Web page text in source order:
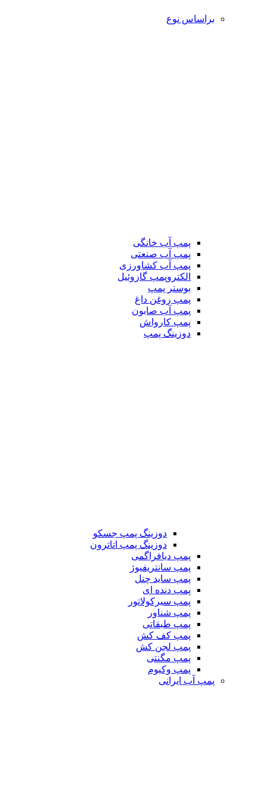
براساس نوع
پمپ آب خانگی
پمپ آب صنعتی
پمپ آب کشاورزی
الکتروپمپ گازوئیل
بوستر پمپ
پمپ روغن داغ
پمپ آب صابون
پمپ کارواش
دوزینگ پمپ
دوزینگ پمپ جسکو
دوزینگ پمپ اتاترون
پمپ دیافراگمی
پمپ سانتریفیوژ
پمپ ساید چنل
پمپ دنده ای
پمپ سیرکولاتور
پمپ شناور
پمپ طبقاتی
پمپ کف کش
پمپ لجن کش
پمپ مگنتی
پمپ وکیوم
پمپ آب ایرانی